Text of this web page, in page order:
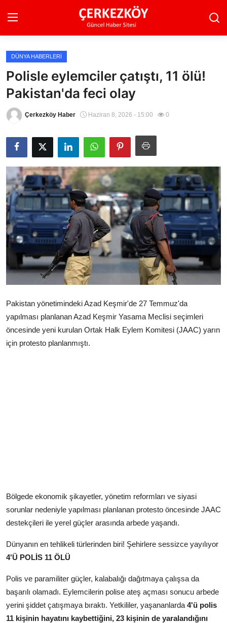
Ana Sayfa
Son Dakika
Ekonomi Haberleri
Magazin Haberleri
Spor Haberleri
Teknoloji Haberleri
Dünya Haberleri
Çerkezköy
DÜNYA HABERLERI
Polisle eylemciler çatıştı, 11 ölü!
Pakistan'da feci olay
Çerkezköy Haber Haziran 8, 2026 - 15:00 0
Pakistan yönetimindeki Azad Keşmir'de 27 Temmuz'da
yapılması planlanan Azad Keşmir Yasama Meclisi seçimleri
öncesinde yeni kurulan Ortak Halk Eylem Komitesi (JAAC) yarın
için protesto planlanmıştı.
Bölgede ekonomik şikayetler, yönetim reformları ve siyasi
sorunlar nedeniyle yapılması planlanan protesto öncesinde JAAC
destekçileri ile yerel güçler arasında arbede yaşandı.
Dünyanın en tehlikeli türlerinden biri! Şehirlere sessizce yayılıyor
4'Ü POLİS 11 ÖLÜ
Polis ve paramiliter güçler, kalabalığı dağıtmaya çalışsa da
başarılı olamadı. Eylemcilerin polise ateş açması sonucu arbede
yerini şiddet çatışmaya bıraktı. Yetkililer, yaşananlarda 4'ü polis
11 kişinin hayatını kaybettiğini, 23 kişinin de yaralandığını